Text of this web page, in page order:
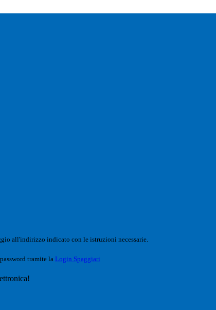
all'indirizzo indicato con le istruzioni necessarie.
tramite la Login Spaggiari